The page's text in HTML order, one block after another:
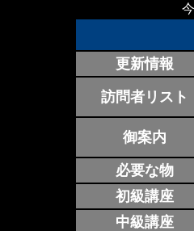
更新情報
訪問者リスト
御案内
必要な物
初級講座
中級講座